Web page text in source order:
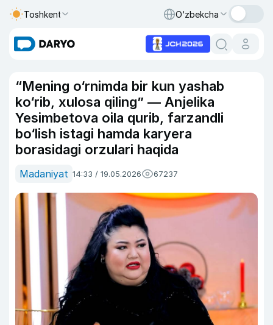
Toshkent O‘zbekcha
“Mening o‘rnimda bir kun yashab
ko‘rib, xulosa qiling” — Anjelika
Yesimbetova oila qurib, farzandli
bo‘lish istagi hamda karyera
borasidagi orzulari haqida
Madaniyat 14:33 / 19.05.2026 67237